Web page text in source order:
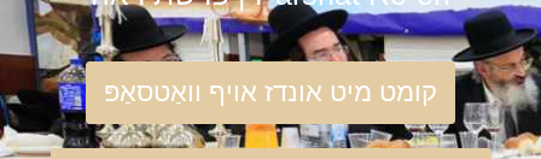
קומט מיט אונדז אויף וואַטסאַפּ